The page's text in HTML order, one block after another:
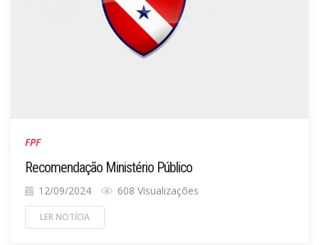
FPF
Recomendação Ministério Público
12/09/2024 608 Visualizações
LER NOTÍCIA